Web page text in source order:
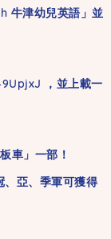
牛津幼兒英語」並
，並上載一
車」一部！
亞、季軍可獲得